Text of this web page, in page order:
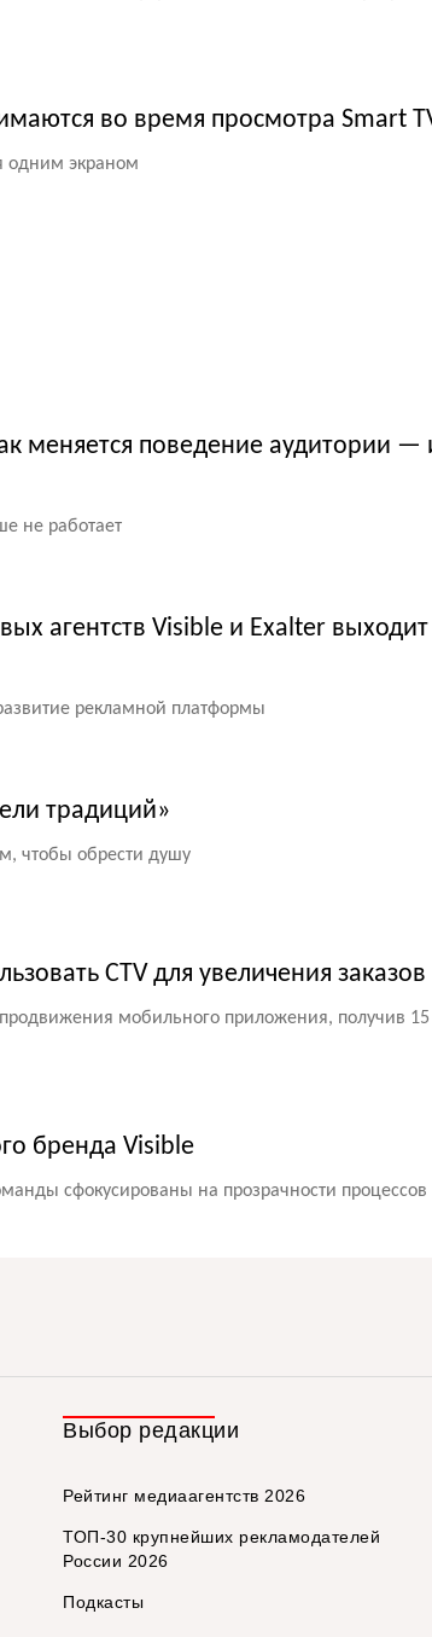
во время просмотра Smart
одним экраном
меняется поведение аудитории —
не работает
агентств Visible и Exalter
рекламной платформы
традиций»
чтобы обрести душу
CTV для увеличения заказов
мобильного приложения, получив
бренда Visible
сфокусированы на прозрачности процессов
Выбор редакции
Рейтинг медиаагентств 2026
ТОП-30 крупнейших рекламодателей
России 2026
Подкасты